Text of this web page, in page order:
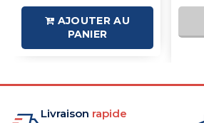
AJOUTER AU
PANIER
Livraison rapide